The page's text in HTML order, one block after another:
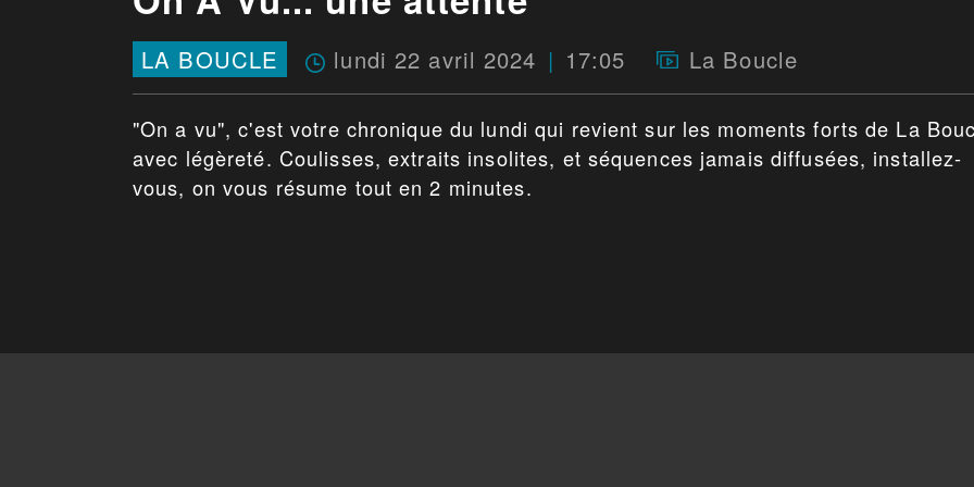
LA BOUCLE lundi 22 avril 2024 17:05 La Boucle
"On a vu", c'est votre chronique du lundi qui revient sur les moments forts de La
avec légèreté. Coulisses, extraits insolites, et séquences jamais diffusées, installez-
vous, on vous résume tout en 2 minutes.